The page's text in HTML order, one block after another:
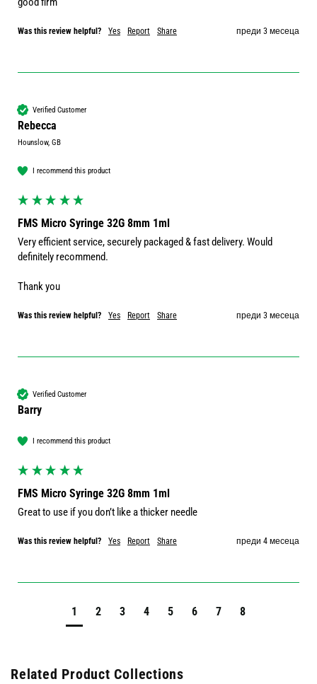
Was this review helpful? Yes Report Share преди 3 месеца
Verified Customer
Rebecca
Hounslow, GB
I recommend this product
FMS Micro Syringe 32G 8mm 1ml
Very efficient service, securely packaged & fast delivery. Would
definitely recommend.
Thank you
Was this review helpful? Yes Report Share преди 3 месеца
Verified Customer
Barry
I recommend this product
FMS Micro Syringe 32G 8mm 1ml
Great to use if you don’t like a thicker needle
Was this review helpful? Yes Report Share преди 4 месеца
1 2 3 4 5 6 7 8
Related Product Collections